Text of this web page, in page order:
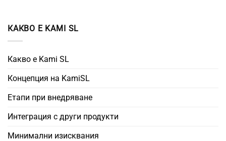
КАКВО Е KAMI SL
Какво е Kami SL
Концепция на KamiSL
Етапи при внедряване
Интеграция с други продукти
Минимални изисквания